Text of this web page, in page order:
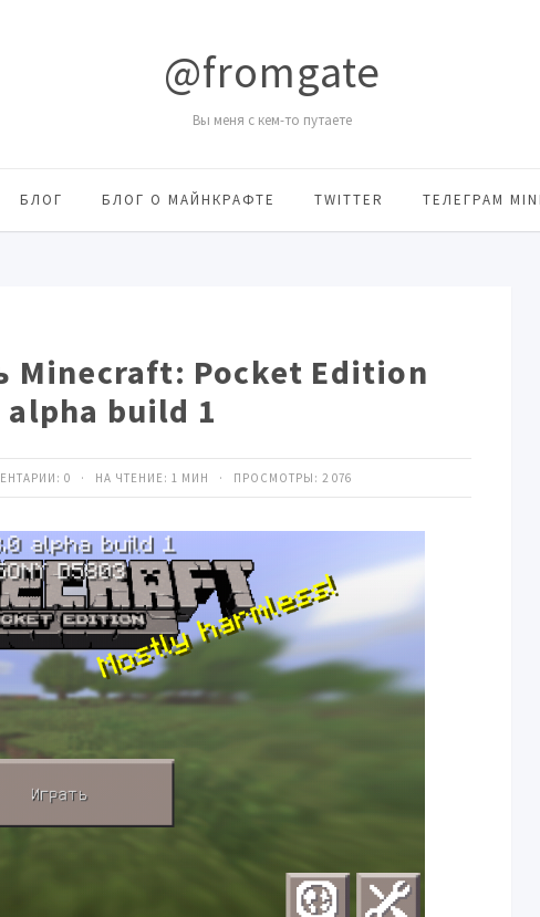
@fromgate
Вы меня с кем-то путаете
БЛОГ БЛОГ О МАЙНКРАФТЕ TWITTER ТЕЛЕГРАМ
Minecraft: Pocket Edition
alpha build 1
0 · НА ЧТЕНИЕ: 1 МИН · ПРОСМОТРЫ: 2 076